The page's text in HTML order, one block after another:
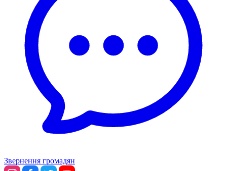
Звернення громадян